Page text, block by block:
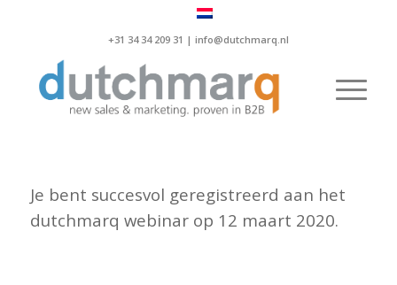
+31 34 34 209 31 | info@dutchmarq.nl
Je bent succesvol geregistreerd aan het
dutchmarq webinar op 12 maart 2020.